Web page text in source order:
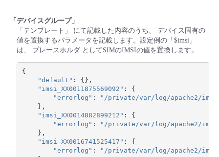
「デバイスグループ」
「テンプレート」 にて記載した内容のうち、 デバイス固有の
値を置換するパラメータを記載します。設定例の「$imsi」
は、 プレースホルダ としてSIMのIMSIの値を置換します。
{
"default" :
{},
"imsi_XX0011875569092" :
{
"errorlog" :
"/private/var/log/apache2/
},
"imsi_XX0014882899212" :
{
"errorlog" :
"/private/var/log/apache2/
},
"imsi_XX0016741525417" :
{
"errorlog" :
"/private/var/log/apache2/